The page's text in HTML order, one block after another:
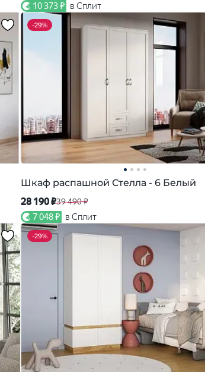
10 373 ₽ в Сплит
-29%
Шкаф распашной Стелла - 6 Белый
28 190 ₽39 490 ₽
7 048 ₽ в Сплит
-29%